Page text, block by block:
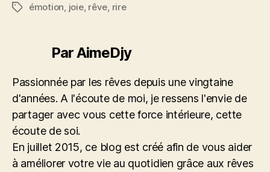
Étiquettes
émotion joie, rêve rire
Par AimeDjy
Passionnée par les rêves depuis une vingtaine
d'années. A l'écoute de moi, je ressens l'envie de
partager avec vous cette force intérieure, cette
écoute de soi.
En juillet 2015, ce blog est créé afin de vous aider
à améliorer votre vie au quotidien grâce aux rêves